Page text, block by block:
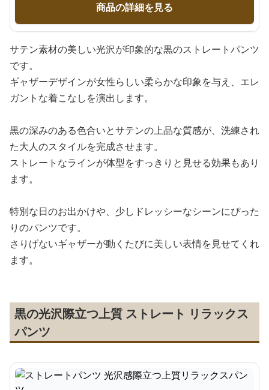
商品の詳細を見る
サテン素材の美しい光沢が印象的な黒のストレートパンツ
です。
ギャザーデザインが女性らしい柔らかな印象を与え、エレ
ガントな着こなしを演出します。
黒の深みのある色合いとサテンの上品な質感が、洗練され
た大人のスタイルを完成させます。
ストレートなラインが体型をすっきりと見せる効果もあり
ます。
特別な日のお出かけや、少しドレッシーなシーンにぴった
りのパンツです。
さりげないギャザーが動くたびに美しい表情を見せてくれ
ます。
黒の光沢際立つ上質 ストレート リラックス
パンツ